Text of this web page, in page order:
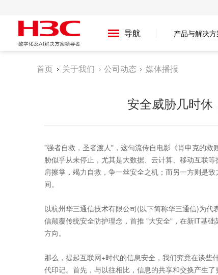
导航 产品与解决方
首页 关于我们 公司动态 媒体播报
安全威胁几时休
"强者自救，圣者渡人"，这句流传自电影《肖申克的
胁似乎从未停止，尤其是大数据、云计算、移动互联
肩擦掌，竭力自救，争一丝安全之机；而另一方则是
间。
以杭州华三通信技术有限公司(以下简称华三通信)为
信颠覆传统安全防护理念，首推 "大安全"，在新IT基
方向。
那么，提起互联网+时代的信息安全，我们究竟在谈
代印记。首先，与以往相比，信息的共享和交换产生